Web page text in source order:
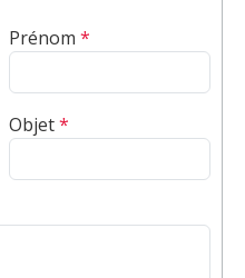
Prénom *
Objet*